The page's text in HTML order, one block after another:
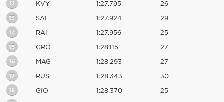
12 KVY 1:27.795 26
13 SAI 1:27.924 29
14 RAI 1:27.956 25
15 GRO 1:28.115 27
16 MAG 1:28.293 27
17 RUS 1:28.343 30
18 GIO 1:28.370 25